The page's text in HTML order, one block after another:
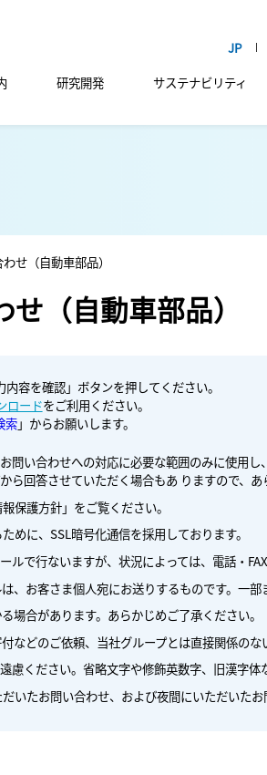
研究開発 サステナビリティ
せ（自動車部品）
（自動車部品）
容を確認」ボタンを押してください。
ロードをご利用ください。
索」からお願いします。
問い合わせへの対応に必要な範囲のみに使用し
回答させていただく場合もあ りますので、あ
保護方針」をご覧ください。
めに、SSL暗号化通信を採用しております。
で行ないますが、状況によっては、電話・
、お客さま個人宛にお送りするものです。一
場合があります。あらかじめご了承ください。
などのご依頼、当社グループとは直接関係の
慮ください。省略文字や修飾英数字、旧漢字
いたお問い合わせ、および夜間にいただいた